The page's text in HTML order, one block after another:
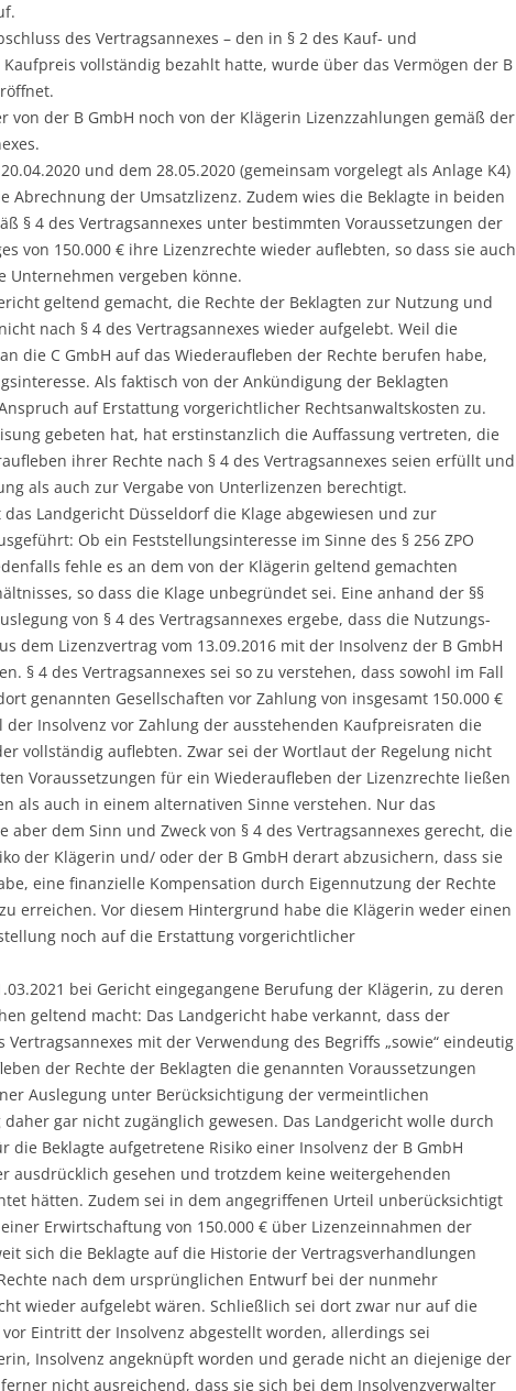
des Vertragsannexes – den in § 2 des Kauf- und
vollständig bezahlt hatte, wurde über das Vermögen der B
von der B GmbH noch von der Klägerin Lizenzzahlungen gemäß der
und dem 28.05.2020 (gemeinsam vorgelegt als Anlage K4)
Abrechnung der Umsatzlizenz. Zudem wies die Beklagte in beiden
§ 4 des Vertragsannexes unter bestimmten Voraussetzungen der
von 150.000 € ihre Lizenzrechte wieder auflebten, so dass sie auch
Unternehmen vergeben könne.
geltend gemacht, die Rechte der Beklagten zur Nutzung und
nach § 4 des Vertragsannexes wieder aufgelebt. Weil die
die C GmbH auf das Wiederaufleben der Rechte berufen habe,
Als faktisch von der Ankündigung der Beklagten
auf Erstattung vorgerichtlicher Rechtsanwaltskosten zu.
gebeten hat, hat erstinstanzlich die Auffassung vertreten, die
ihrer Rechte nach § 4 des Vertragsannexes seien erfüllt und
als auch zur Vergabe von Unterlizenzen berechtigt.
Landgericht Düsseldorf die Klage abgewiesen und zur
Ob ein Feststellungsinteresse im Sinne des § 256 ZPO
fehle es an dem von der Klägerin geltend gemachten
so dass die Klage unbegründet sei. Eine anhand der §§
von § 4 des Vertragsannexes ergebe, dass die Nutzungs-
dem Lizenzvertrag vom 13.09.2016 mit der Insolvenz der B GmbH
§ 4 des Vertragsannexes sei so zu verstehen, dass sowohl im Fall
genannten Gesellschaften vor Zahlung von insgesamt 150.000 €
der Insolvenz vor Zahlung der ausstehenden Kaufpreisraten die
vollständig auflebten. Zwar sei der Wortlaut der Regelung nicht
Voraussetzungen für ein Wiederaufleben der Lizenzrechte ließen
als auch in einem alternativen Sinne verstehen. Nur das
aber dem Sinn und Zweck von § 4 des Vertragsannexes gerecht, die
der Klägerin und/ oder der B GmbH derart abzusichern, dass sie
eine finanzielle Kompensation durch Eigennutzung der Rechte
erreichen. Vor diesem Hintergrund habe die Klägerin weder einen
noch auf die Erstattung vorgerichtlicher
bei Gericht eingegangene Berufung der Klägerin, zu deren
geltend macht: Das Landgericht habe verkannt, dass der
mit der Verwendung des Begriffs „sowie“ eindeutig
der Rechte der Beklagten die genannten Voraussetzungen
Auslegung unter Berücksichtigung der vermeintlichen
gar nicht zugänglich gewesen. Das Landgericht wolle durch
die Beklagte aufgetretene Risiko einer Insolvenz der B GmbH
ausdrücklich gesehen und trotzdem keine weitergehenden
hätten. Zudem sei in dem angegriffenen Urteil unberücksichtigt
Erwirtschaftung von 150.000 € über Lizenzeinnahmen der
sich die Beklagte auf die Historie der Vertragsverhandlungen
nach dem ursprünglichen Entwurf bei der nunmehr
wieder aufgelebt wären. Schließlich sei dort zwar nur auf die
Eintritt der Insolvenz abgestellt worden, allerdings sei
Insolvenz angeknüpft worden und gerade nicht an diejenige der
nicht ausreichend, dass sie sich bei dem Insolvenzverwalter